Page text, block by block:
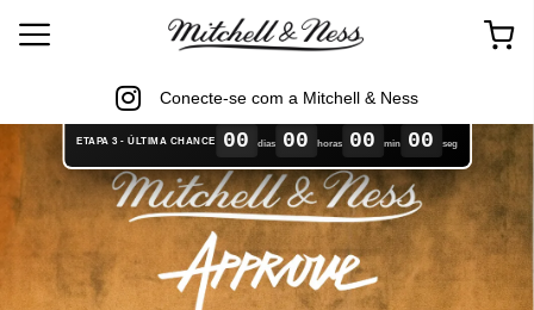
Conecte-se com a Mitchell & Ness
ETAPA 3 - ÚLTIMA CHANCE 00 dias 00 horas 00 min 00 seg